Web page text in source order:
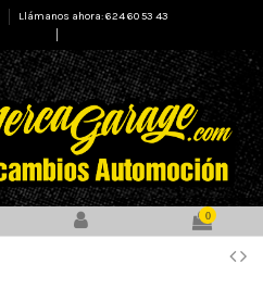
Llámanos ahora: 624 60 53 43
0